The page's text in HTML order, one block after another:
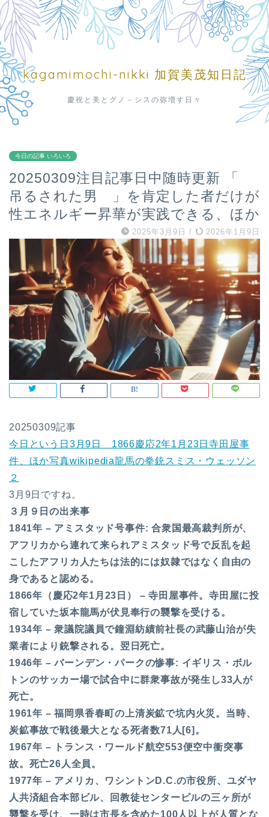
kagamimochi-nikki 加賀美茂知日記
慶祝と美とグノ－シスの弥増す日々
今日の記事 いろいろ
20250309注目記事日中随時更新 「
吊るされた男 」を肯定した者だけが
性エネルギー昇華が実践できる、ほか
2025年3月9日 / 2026年1月9日
20250309記事
今日という日3月9日 1866慶応2年1月23日寺田屋事
件、ほか写真wikipedia龍馬の拳銃スミス・ウェッソン
２
3月9日ですね。
３月９日の出来事
1841年 – アミスタッド号事件: 合衆国最高裁判所が、
アフリカから連れて来られアミスタッド号で反乱を起
こしたアフリカ人たちは法的には奴隷ではなく自由の
身であると認める。
1866年（慶応2年1月23日） – 寺田屋事件。寺田屋に投
宿していた坂本龍馬が伏見奉行の襲撃を受ける。
1934年 – 衆議院議員で鐘淵紡績前社長の武藤山治が失
業者により銃撃される。翌日死亡。
1946年 – バーンデン・パークの惨事: イギリス・ボル
トンのサッカー場で試合中に群衆事故が発生し33人が
死亡。
1961年 – 福岡県香春町の上清炭鉱で坑内火災。当時、
炭鉱事故で戦後最大となる死者数71人[6]。
1967年 – トランス・ワールド航空553便空中衝突事
故。死亡26人全員。
1977年 – アメリカ、ワシントンD.C.の市役所、ユダヤ
人共済組合本部ビル、回教徒センタービルの三ヶ所が
襲撃を受け、一時は市長を含めた100人以上が人質とな